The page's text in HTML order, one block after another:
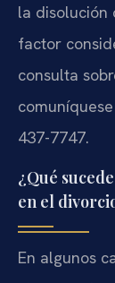
la disolución
factor
consulta
437-7747.
¿Qué
en el
En algunos